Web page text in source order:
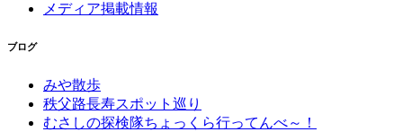
メディア掲載情報
ブログ
みや散歩
秩父路長寿スポット巡り
むさしの探検隊ちょっくら行ってんべ～！